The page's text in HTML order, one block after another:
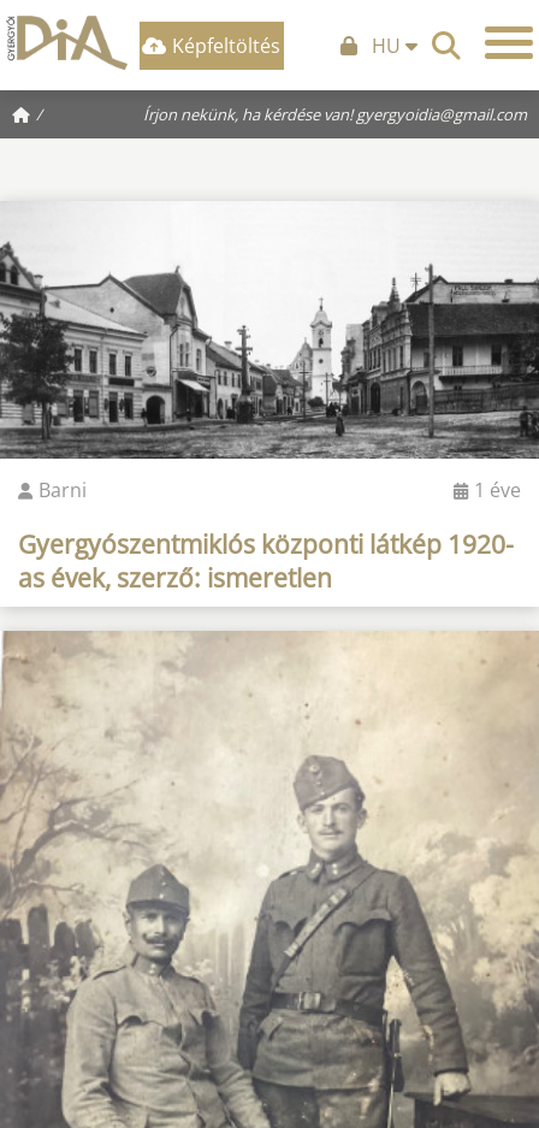
Képfeltöltés HU
/ Írjon nekünk, ha kérdése van!gyergyoidia@gmail.com
Barni 1 éve
Gyergyószentmiklós központi látkép 1920-
as évek, szerző: ismeretlen